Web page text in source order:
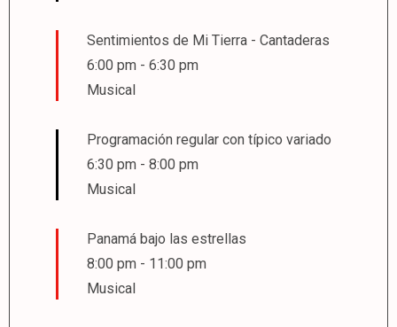
Sentimientos de Mi Tierra - Cantaderas
6:00 pm - 6:30 pm
Musical
Programación regular con típico variado
6:30 pm - 8:00 pm
Musical
Panamá bajo las estrellas
8:00 pm - 11:00 pm
Musical